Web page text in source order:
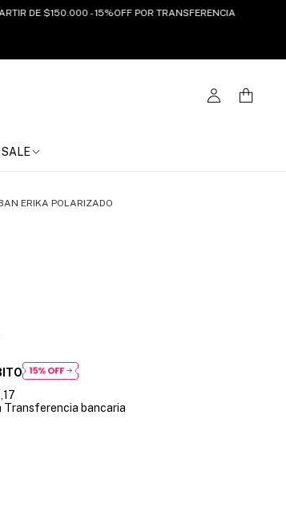
$150.000 - 15%OFF POR TRANSFERENCIA
SALE
ERIKA POLARIZADO
Transferencia bancaria